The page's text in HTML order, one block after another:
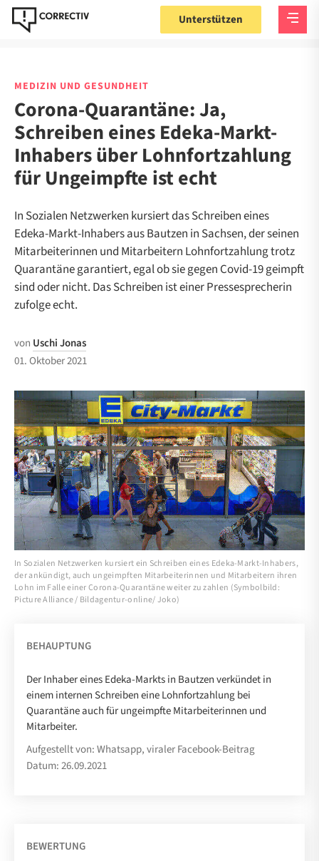
Unterstützen
MEDIZIN UND GESUNDHEIT
Corona-Quarantäne: Ja,
Schreiben eines Edeka-Markt-
Inhabers über Lohnfortzahlung
für Ungeimpfte ist echt
In Sozialen Netzwerken kursiert das Schreiben eines
Edeka-Markt-Inhabers aus Bautzen in Sachsen, der seinen
Mitarbeiterinnen und Mitarbeitern Lohnfortzahlung trotz
Quarantäne garantiert, egal ob sie gegen Covid-19 geimpft
sind oder nicht. Das Schreiben ist einer Pressesprecherin
zufolge echt.
von Uschi Jonas
01. Oktober 2021
In Sozialen Netzwerken kursiert ein Schreiben eines Edeka-Markt-Inhabers,
der ankündigt, auch ungeimpften Mitarbeiterinnen und Mitarbeitern ihren
Lohn im Falle einer Corona-Quarantäne weiter zu zahlen (Symbolbild:
Picture Alliance / Bildagentur-online/ Joko)
BEHAUPTUNG
Der Inhaber eines Edeka-Markts in Bautzen verkündet in
einem internen Schreiben eine Lohnfortzahlung bei
Quarantäne auch für ungeimpfte Mitarbeiterinnen und
Mitarbeiter.
Aufgestellt von: Whatsapp, viraler Facebook-Beitrag
Datum: 26.09.2021
BEWERTUNG